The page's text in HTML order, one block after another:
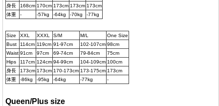
身長
168cm 170cm 173cm 173cm 173cm
体重
- -57kg -64kg -70kg -77kg
Size XXL XXXL S/M M/L
One Size
Bust
114cm 119cm 91-97cm 102-107cm 98cm
Waist 91cm 97cm 69-74cm 79-84cm
75cm
Hips
117cm 124cm 94-99cm 104-109cm 100cm
身長
173cm 173cm 170-173cm 173-175cm 173cm
体重
-86kg -95kg -64kg -77kg -
Queen/Plus size